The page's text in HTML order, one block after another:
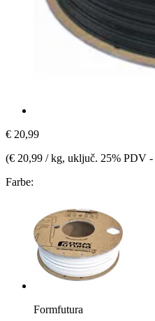
€ 20,99
(€ 20,99 / kg, uključ. 25% PDV -
Farbe:
Formfutura